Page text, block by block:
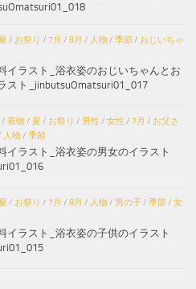
/ お祭り / 7月 / 8月 / 人物/ 季節/ おじいちゃ
イラスト_浴衣姿のおじいちゃんとお
スト_jinbutsuOmatsuri01_017
/ 着物/ 夏 / お祭り / 男性 / 女性 / 7月 / お父さ
人物/ 季節
イラスト_浴衣姿の男女のイラスト
/ お祭り / 7月 / 8月 / 人物/ 男の子/ 季節/ 女
イラスト_浴衣姿の子供のイラスト